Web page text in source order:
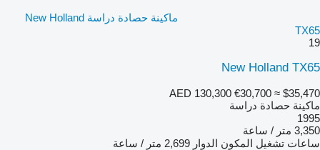
ماكينة حصادة دراسة New Holland
TX65
19
New Holland TX65
AED 130,300 €30,700 ≈ $35,470
ماكينة حصادة دراسة
1995
3,350 متر / ساعة
ساعات تشغيل المكون الدوار 2,699 متر / ساعة